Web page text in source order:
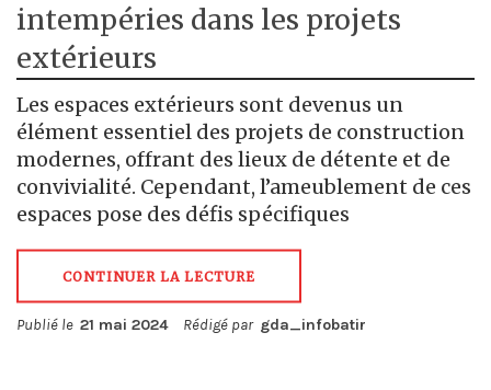
intempéries dans les projets
extérieurs
Les espaces extérieurs sont devenus un
élément essentiel des projets de construction
modernes, offrant des lieux de détente et de
convivialité. Cependant, l’ameublement de ces
espaces pose des défis spécifiques
CONTINUER LA LECTURE
Publié le 21 mai 2024 Rédigé par gda_infobatir